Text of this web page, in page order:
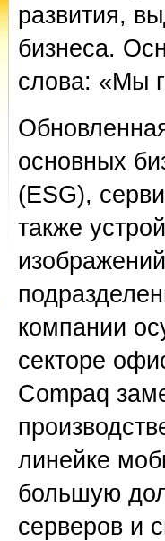
развития,
бизнеса.
слова: «Мы
основных
(ESG),
также
компании
секторе
Compaq
линейке
большую
серверов и